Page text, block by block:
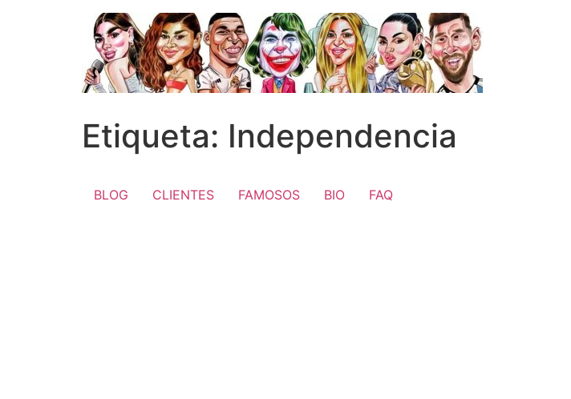
Etiqueta: Independencia
BLOG CLIENTES FAMOSOS BIO FAQ